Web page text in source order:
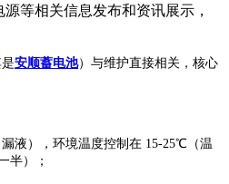
等相关信息发布和资讯展示，
安顺蓄电池）与维护直接相关，核心
液），环境温度控制在 15-25℃（温
半）；